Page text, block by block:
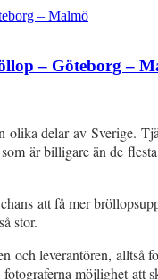
– Göteborg –
olika delar av Sverige.
som är billigare än de
att få mer
stor.
och leverantören,
möjlighet